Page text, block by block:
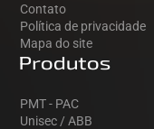
Contato
Política de privacidade
Mapa do site
Produtos
PMT - PAC
Unisec / ABB